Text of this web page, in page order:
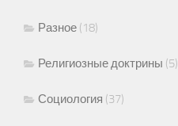
Разное (18)
Религиозные доктрины (5)
Социология (37)